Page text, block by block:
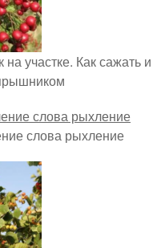
участке. Как сажать и
слова рыхление